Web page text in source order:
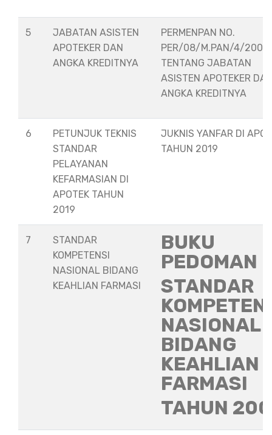
5
JABATAN ASISTEN
APOTEKER DAN
ANGKA KREDITNYA
PERMENPAN NO.
PER/08/M.PAN/4/2008
TENTANG JABATAN
ASISTEN APOTEKER
ANGKA KREDITNYA
6
PETUNJUK TEKNIS
STANDAR
PELAYANAN
KEFARMASIAN DI
APOTEK TAHUN
2019
JUKNIS YANFAR DI
TAHUN 2019
7
STANDAR
KOMPETENSI
NASIONAL BIDANG
KEAHLIAN FARMASI
BUKU
PEDOMAN
STANDAR
NASIONAL
BIDANG
KEAHLIAN
FARMASI
TAHUN